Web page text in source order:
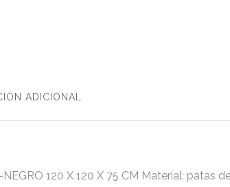
ADICIONAL
NEGRO 120 X 120 X 75 CM Material: